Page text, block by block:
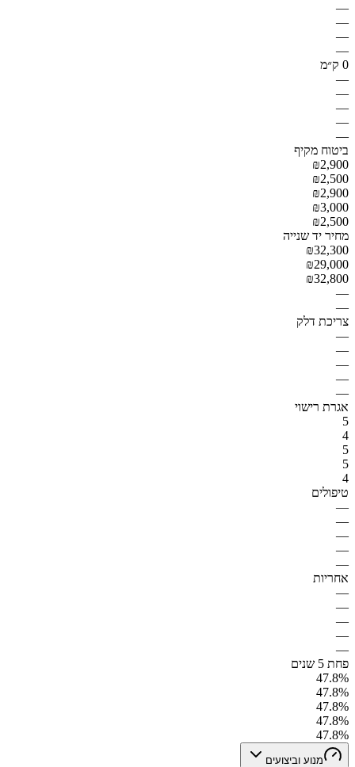
—
—
—
—
0 ק״מ
—
—
—
—
—
ביטוח מקיף
₪2,900
₪2,500
₪2,900
₪3,000
₪2,500
מחיר יד שנייה
₪32,300
₪29,000
₪32,800
—
—
צריכת דלק
—
—
—
—
—
אגרת רישוי
5
4
5
5
4
טיפולים
—
—
—
—
—
אחריות
—
—
—
—
—
פחת 5 שנים
47.8%
47.8%
47.8%
47.8%
47.8%
מנוע וביצועים